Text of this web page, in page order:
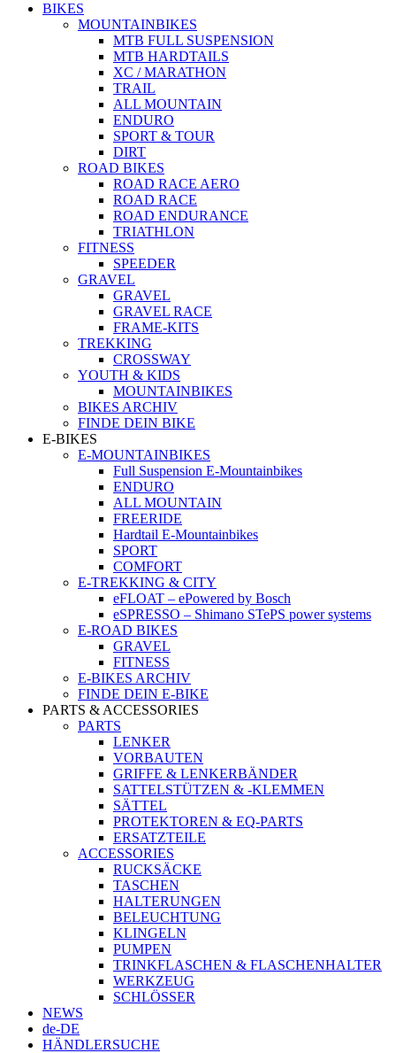
BIKES
MOUNTAINBIKES
MTB FULL SUSPENSION
MTB HARDTAILS
XC / MARATHON
TRAIL
ALL MOUNTAIN
ENDURO
SPORT & TOUR
DIRT
ROAD BIKES
ROAD RACE AERO
ROAD RACE
ROAD ENDURANCE
TRIATHLON
FITNESS
SPEEDER
GRAVEL
GRAVEL
GRAVEL RACE
FRAME-KITS
TREKKING
CROSSWAY
YOUTH & KIDS
MOUNTAINBIKES
BIKES ARCHIV
FINDE DEIN BIKE
E-BIKES
E-MOUNTAINBIKES
Full Suspension E-Mountainbikes
ENDURO
ALL MOUNTAIN
FREERIDE
Hardtail E-Mountainbikes
SPORT
COMFORT
E-TREKKING & CITY
eFLOAT – ePowered by Bosch
eSPRESSO – Shimano STePS power systems
E-ROAD BIKES
GRAVEL
FITNESS
E-BIKES ARCHIV
FINDE DEIN E-BIKE
PARTS & ACCESSORIES
PARTS
LENKER
VORBAUTEN
GRIFFE & LENKERBÄNDER
SATTELSTÜTZEN & -KLEMMEN
SÄTTEL
PROTEKTOREN & EQ-PARTS
ERSATZTEILE
ACCESSORIES
RUCKSÄCKE
TASCHEN
HALTERUNGEN
BELEUCHTUNG
KLINGELN
PUMPEN
TRINKFLASCHEN & FLASCHENHALTER
WERKZEUG
SCHLÖSSER
NEWS
de-DE
HÄNDLERSUCHE